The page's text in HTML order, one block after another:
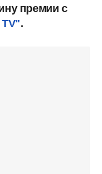
премии с
.